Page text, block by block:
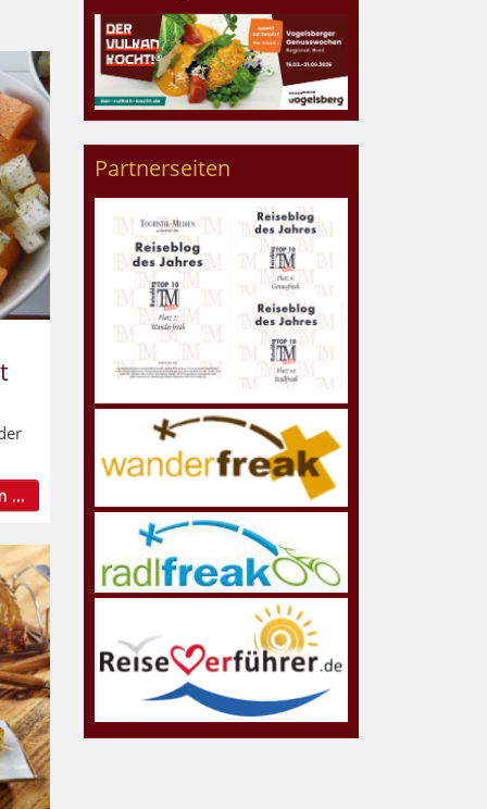
...
Partnerseiten